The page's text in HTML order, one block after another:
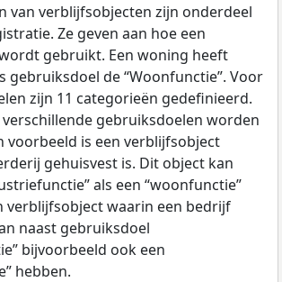
van verblijfsobjecten zijn onderdeel
Ze geven aan hoe een
gebruikt. Een woning heeft
gebruiksdoel de “Woonfunctie”. Voor
zijn 11 categorieën gedefinieerd.
gebruiksdoelen worden
voorbeeld is een verblijfsobject
gehuisvest is. Dit object kan
als een “woonfunctie”
verblijfsobject waarin een bedrijf
naast gebruiksdoel
bijvoorbeeld ook een
hebben.